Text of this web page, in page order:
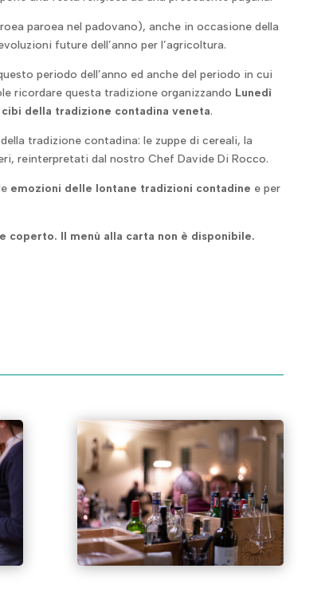
paroea nel padovano), anche in occasione della
future dell’anno per l’agricoltura.
periodo dell’anno ed anche del periodo in cui
ricordare questa tradizione organizzando Lunedì
cibi della tradizione contadina veneta.
tradizione contadina: le zuppe di cereali, la
reinterpretati dal nostro Chef Davide Di Rocco.
emozioni delle lontane tradizioni contadine e per
coperto. Il menù alla carta non è disponibile.